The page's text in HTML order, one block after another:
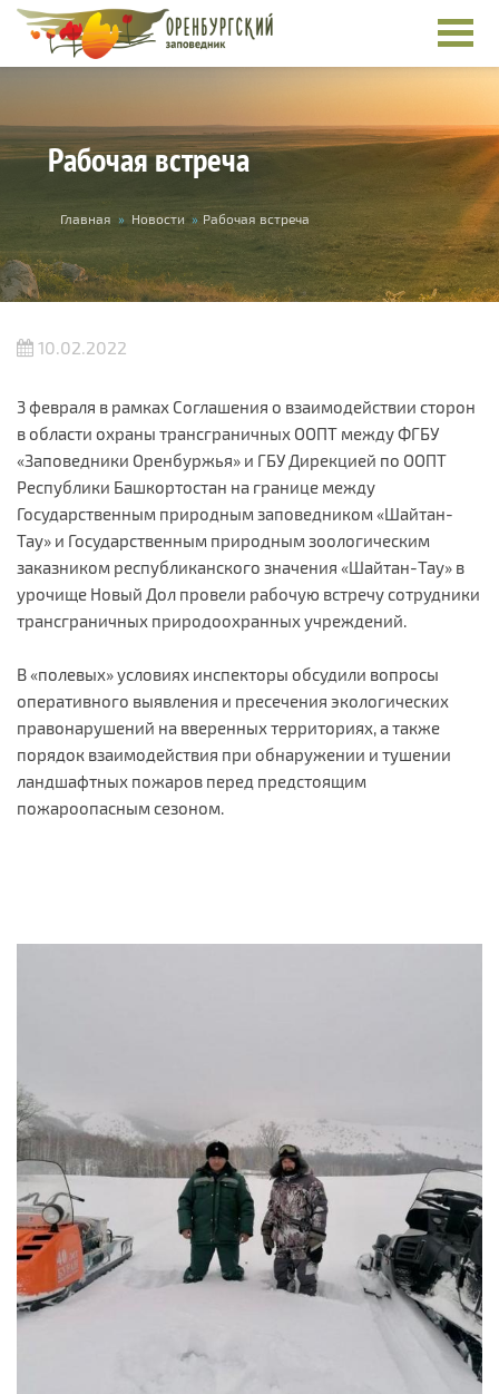
Перейти к основному содержанию
Рабочая встреча
Вы здесь
Главная » Новости » Рабочая встреча
10.02.2022
3 февраля в рамках Соглашения о взаимодействии сторон
в области охраны трансграничных ООПТ между ФГБУ
«Заповедники Оренбуржья» и ГБУ Дирекцией по ООПТ
Республики Башкортостан на границе между
Государственным природным заповедником «Шайтан-
Тау» и Государственным природным зоологическим
заказником республиканского значения «Шайтан-Тау» в
урочище Новый Дол провели рабочую встречу сотрудники
трансграничных природоохранных учреждений.
В «полевых» условиях инспекторы обсудили вопросы
оперативного выявления и пресечения экологических
правонарушений на вверенных территориях, а также
порядок взаимодействия при обнаружении и тушении
ландшафтных пожаров перед предстоящим
пожароопасным сезоном.